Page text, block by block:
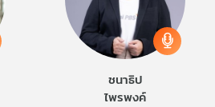
ชนาธิป
ไพรพงค์